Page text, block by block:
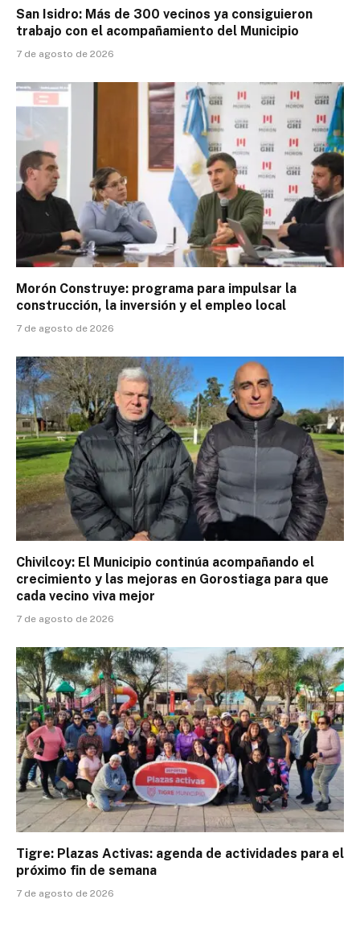
San Isidro: Más de 300 vecinos ya consiguieron
trabajo con el acompañamiento del Municipio
7 de agosto de 2026
Morón Construye: programa para impulsar la
construcción, la inversión y el empleo local
7 de agosto de 2026
Chivilcoy: El Municipio continúa acompañando el
crecimiento y las mejoras en Gorostiaga para que
cada vecino viva mejor
7 de agosto de 2026
Tigre: Plazas Activas: agenda de actividades para el
próximo fin de semana
7 de agosto de 2026